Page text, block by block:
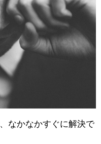
なかなかすぐに解決で